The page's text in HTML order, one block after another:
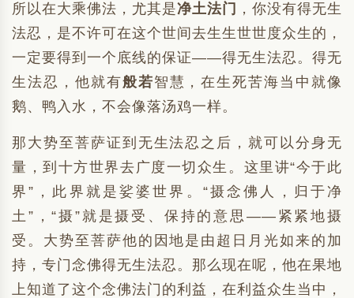
所以在大乘佛法，尤其是净土法门 ，你没有得无生
法忍，是不许可在这个世间去生生世世度众生的，
一定要得到一个底线的保证——得无生法忍。得无
生法忍，他就有般若智慧，在生死苦海当中就像
鹅、鸭入水，不会像落汤鸡一样。
那大势至菩萨证到无生法忍之后，就可以分身无
量，到十方世界去广度一切众生。这里讲“今于此
界”，此界就是娑婆世界。“摄念佛人，归于净
土”，“摄”就是摄受、保持的意思——紧紧地摄
受。大势至菩萨他的因地是由超日月光如来的加
持，专门念佛得无生法忍。那么现在呢，他在果地
上知道了这个念佛法门的利益，在利益众生当中，